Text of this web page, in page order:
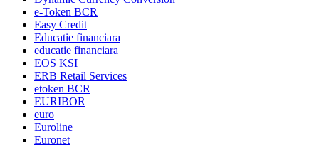
e-Token BCR
Easy Credit
Educatie financiara
educatie financiara
EOS KSI
ERB Retail Services
etoken BCR
EURIBOR
euro
Euroline
Euronet